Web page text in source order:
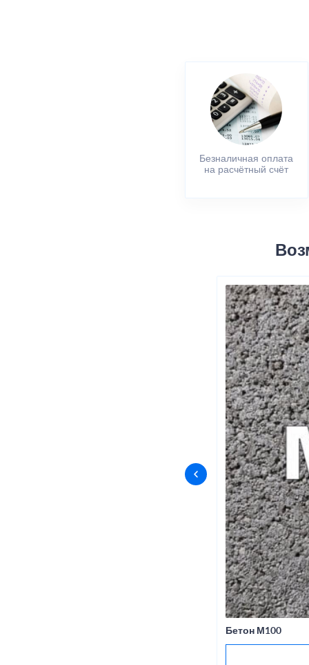
Безналичная оплата
на расчётный счёт
Бетон М100